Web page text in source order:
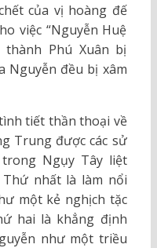
của vị hoàng đế
việc “Nguyễn Huệ
Phú Xuân bị
Nguyễn đều bị xâm
tiết thần thoại về
Trung được các sử
Ngụy Tây liệt
nhất là làm nổi
một kẻ nghịch tặc
hai là khẳng định
như một triều